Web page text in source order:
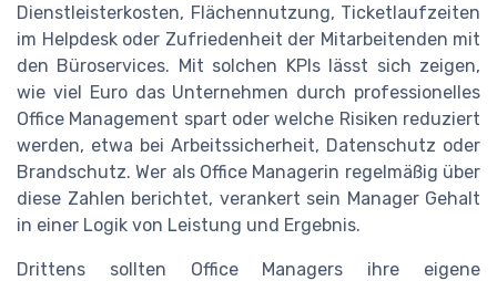
Dienstleisterkosten, Flächennutzung, Ticketlaufzeiten
im Helpdesk oder Zufriedenheit der Mitarbeitenden mit
den Büroservices. Mit solchen KPIs lässt sich zeigen,
wie viel Euro das Unternehmen durch professionelles
Office Management spart oder welche Risiken reduziert
werden, etwa bei Arbeitssicherheit, Datenschutz oder
Brandschutz. Wer als Office Managerin regelmäßig über
diese Zahlen berichtet, verankert sein Manager Gehalt
in einer Logik von Leistung und Ergebnis.
Drittens sollten Office Managers ihre eigene